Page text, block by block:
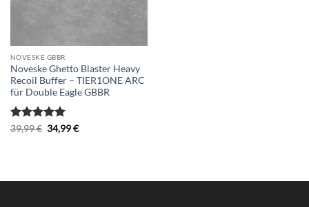
NOVESKE GBBR
Noveske Ghetto Blaster Heavy
Recoil Buffer – TIER1ONE ARC
für Double Eagle GBBR
Bewertet
39,99€ Ursprünglicher
Preis
34,99€Aktueller